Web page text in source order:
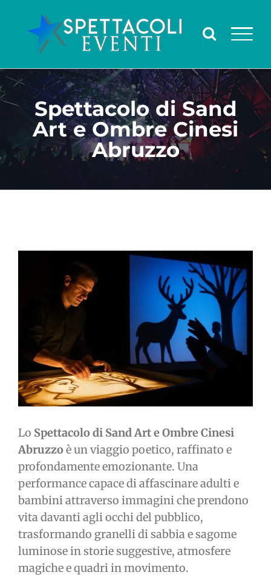
contenuto
Spettacolo di Sand
Art e Ombre Cinesi
Abruzzo
immagine
Lo Spettacolo di Sand Art e Ombre Cinesi
Abruzzoè un viaggio poetico, raffinato e
profondamente emozionante. Una
performance capace di affascinare adulti e
bambini attraverso immagini che prendono
vita davanti agli occhi del pubblico,
trasformando granelli di sabbia e sagome
luminose in storie suggestive, atmosfere
magiche e quadri in movimento.